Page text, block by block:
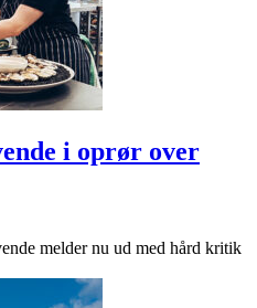
i oprør over
melder nu ud med hård kritik